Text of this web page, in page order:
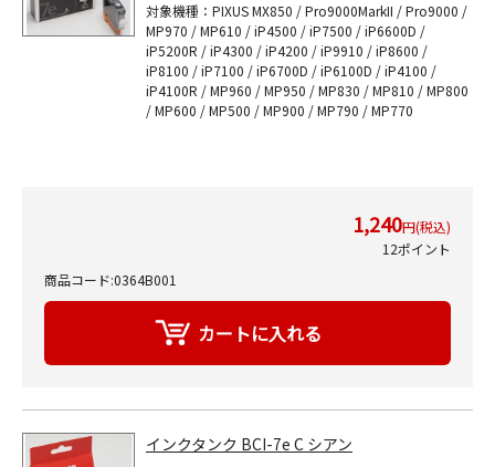
対象機種：PIXUS MX850 / Pro9000MarkII / Pro9000 /
MP970 / MP610 / iP4500 / iP7500 / iP6600D /
iP5200R / iP4300 / iP4200 / iP9910 / iP8600 /
iP8100 / iP7100 / iP6700D / iP6100D / iP4100 /
iP4100R / MP960 / MP950 / MP830 / MP810 / MP800
/ MP600 / MP500 / MP900 / MP790 / MP770
1,240円(税込)
12ポイント
商品コード:0364B001
インクタンク BCI-7e C シアン